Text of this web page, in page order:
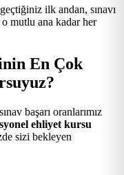
ilk andan, sınavı
mutlu ana kadar her
En Çok
başarı oranlarımız
ehliyet kursu
sizi bekleyen